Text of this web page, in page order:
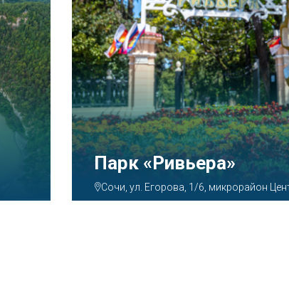
Аквапарк «АКВАЛОО»
Сочи, ул. Декабристов, 78б